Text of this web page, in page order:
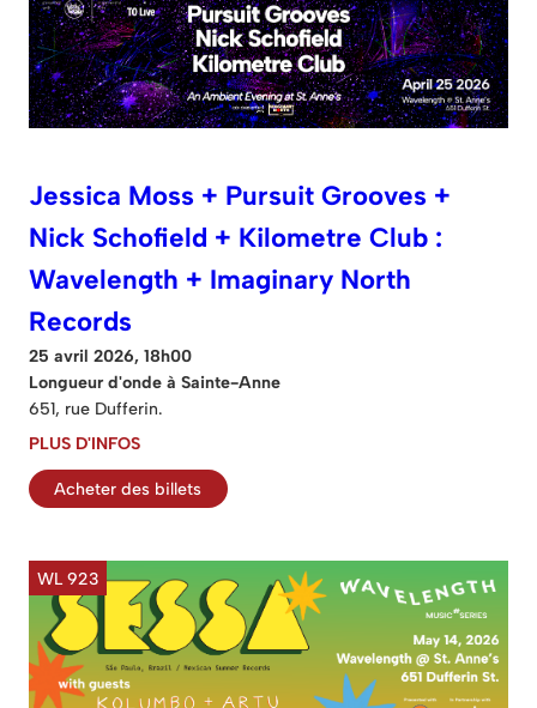
Jessica Moss + Pursuit Grooves +
Nick Schofield + Kilometre Club :
Wavelength + Imaginary North
Records
25 avril 2026, 18h00
Longueur d'onde à Sainte-Anne
651, rue Dufferin.
PLUS D'INFOS
Acheter des billets
WL 923